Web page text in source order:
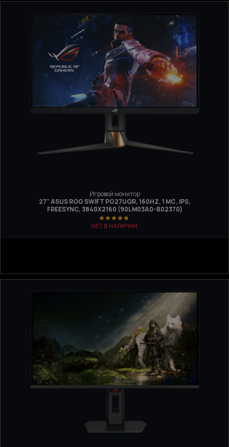
Игровой монитор
27" ASUS ROG SWIFT PG27UQR, 160HZ, 1 МС, IPS,
FREESYNC, 3840Х2160 (90LM03A0-B02370)
НЕТ В НАЛИЧИИ